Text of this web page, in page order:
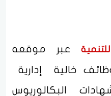
عبر موقعه
خالية إدارية
البكالوريوس